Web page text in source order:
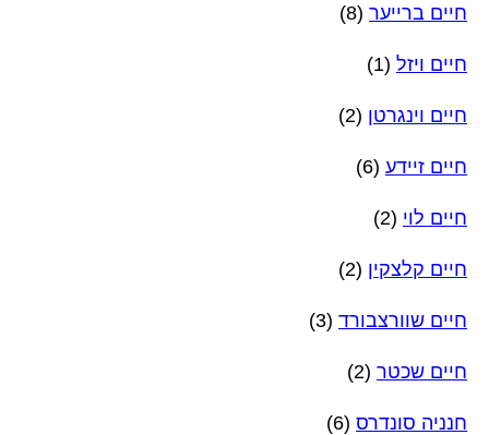
חיים ברייער (8)
חיים ויזל (1)
חיים וינגרטן (2)
חיים זיידע (6)
חיים לוי (2)
חיים קלצקין (2)
חיים שוורצבורד (3)
חיים שכטר (2)
חנניה סונדרס (6)